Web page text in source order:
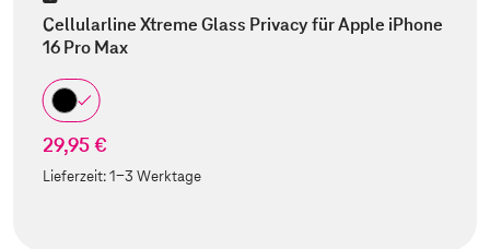
Cellularline Xtreme Glass Privacy für Apple iPhone
16 Pro Max
29,95 €
Lieferzeit:1-3 Werktage